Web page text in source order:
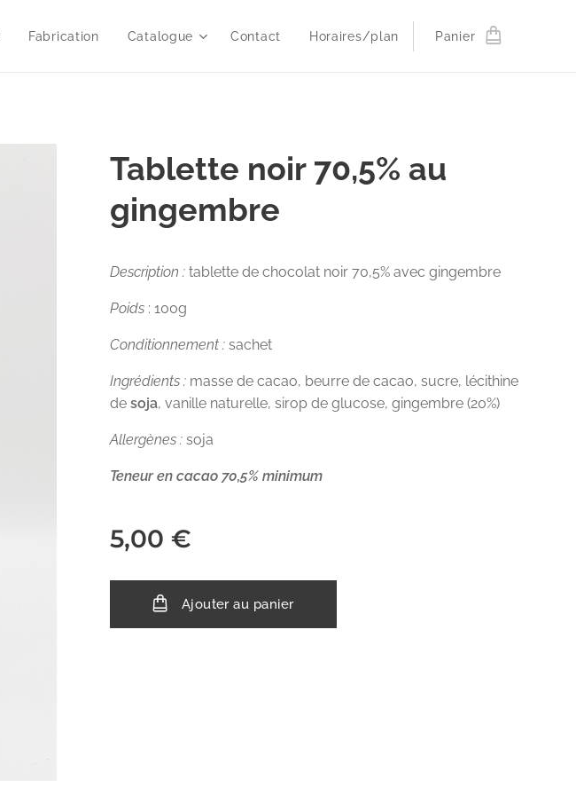
Fabrication Catalogue Contact Horaires/plan Panier
Tablette noir 70,5% au
gingembre
Description :tablette de chocolat noir 70,5% avec gingembre
Poids : 100g
Conditionnement :sachet
Ingrédients : masse de cacao, beurre de cacao, sucre, lécithine
desoja, vanille naturelle, sirop de glucose, gingembre (20%)
Allergènes : soja
Teneur en cacao 70,5% minimum
5,00 €
Ajouter au panier